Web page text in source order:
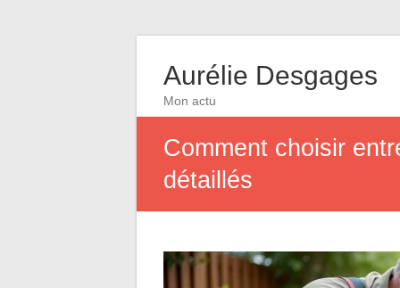
Aurélie Desgages
Mon actu
Comment choisir
détaillés